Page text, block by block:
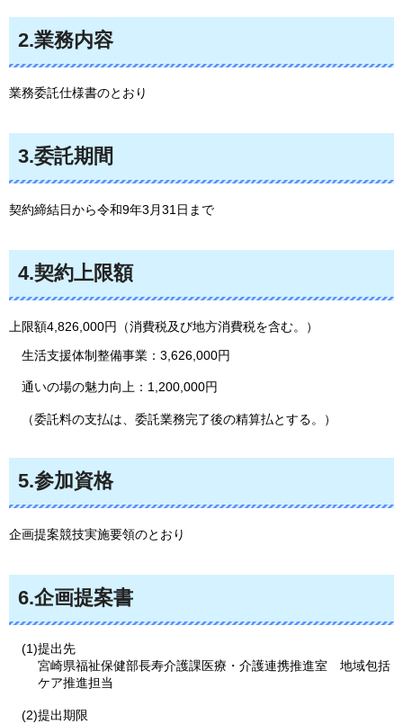
2.業務内容
業務委託仕様書のとおり
3.委託期間
契約締結日から令和9年3月31日まで
4.契約上限額
上限額4,826,000円（消費税及び地方消費税を含む。）
生活支援体制整備事業：3,626,000円
通いの場の魅力向上：1,200,000円
（委託料の支払は、委託業務完了後の精算払とする。）
5.参加資格
企画提案競技実施要領のとおり
6.企画提案書
(1)提出先
宮崎県福祉保健部長寿介護課医療・介護連携推進室
地域包括
ケア推進担当
(2)提出期限